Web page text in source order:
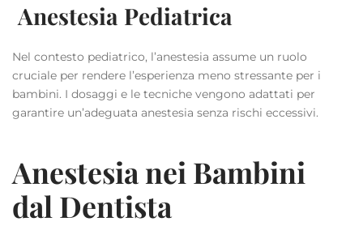
Anestesia Pediatrica
Nel contesto pediatrico, l’anestesia assume un ruolo
cruciale per rendere l’esperienza meno stressante per i
bambini. I dosaggi e le tecniche vengono adattati per
garantire un’adeguata anestesia senza rischi eccessivi.
Anestesia nei Bambini
dal Dentista